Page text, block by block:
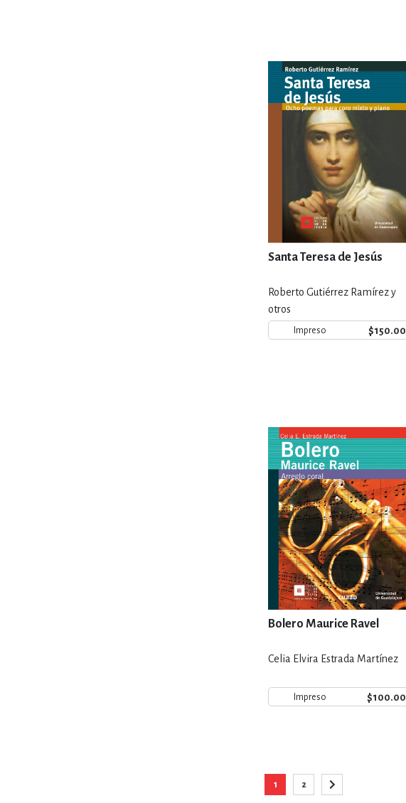
Santa Teresa de Jesús
Roberto Gutiérrez Ramírez y
otros
Impreso $150.00
Bolero Maurice Ravel
Celia Elvira Estrada Martínez
Impreso $100.00
Página
Está viendo la página
1
Página
2
Página
Siguiente